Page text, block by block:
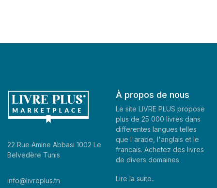
22 Rue Amine Abbasi 1002 Le
Belvedère Tunis
info@livreplus.tn
À propos de nous
Le site LIVRE PLUS propose
plus de 25 000 livres dans
differentes langues telles
que l'arabe, l'anglais et le
francais. Achetez des livres
de divers domaines
Lire la suite..